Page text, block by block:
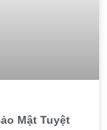
Mật Tuyệt